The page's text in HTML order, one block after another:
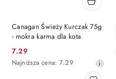
Canagan Świeży Kurczak 75g
- mokra karma dla kota
Cena
promocyjna:
7.29
Najniższa
Najniższa cena: 7.29